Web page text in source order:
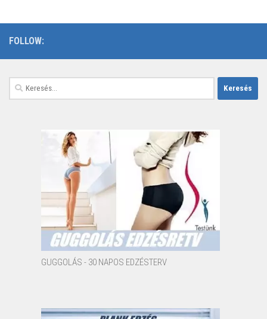
FOLLOW:
Keresés:
GUGGOLÁS - 30 NAPOS EDZÉSTERV